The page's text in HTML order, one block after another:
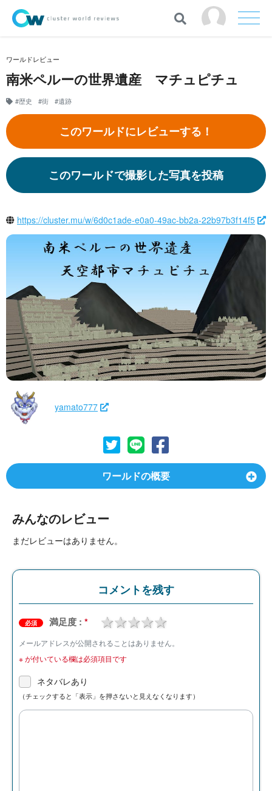
ワールドレビュー
南米ペルーの世界遺産 マチュピチュ
#歴史 #街 #遺跡
このワールドにレビューする！
このワールドで撮影した写真を投稿
https://cluster.mu/w/6d0c1ade-e0a0-49ac-bb2a-22b97b3f14f5
yamato777
ワールドの概要
みんなのレビュー
まだレビューはありません。
コメントを残す
必須 満足度 : * 4 stars
3 stars
2 stars
1 star
メールアドレスが公開されることはありません。
※が付いている欄は必須項目です
ネタバレあり
（チェックすると「表示」を押さないと見えなくなります）